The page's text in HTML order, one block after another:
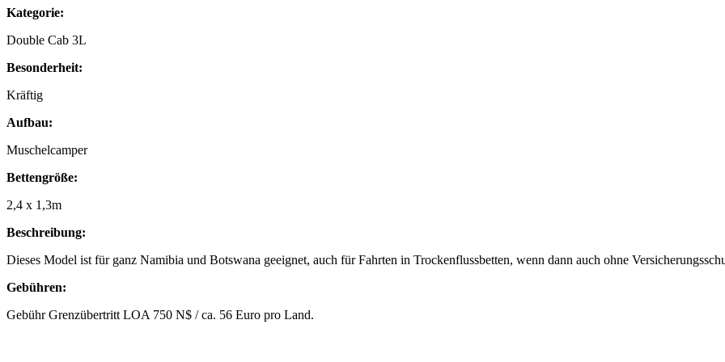
Kategorie:
Double Cab 3L
Besonderheit:
Kräftig
Aufbau:
Muschelcamper
Bettengröße:
2,4 x 1,3m
Beschreibung:
Dieses Model ist für ganz Namibia und Botswana geeignet, auch für Fahrten in Trockenflussbetten, wenn dann auch ohne
Gebühren:
Gebühr Grenzübertritt LOA 750 N$ / ca. 56 Euro pro Land.